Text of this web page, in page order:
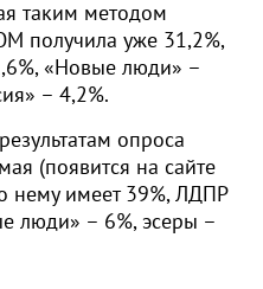
таким методом
получила уже 31,2%,
«Новые люди» –
– 4,2%.
опроса
(появится на сайте
нему имеет 39%, ЛДПР
люди» – 6%, эсеры –